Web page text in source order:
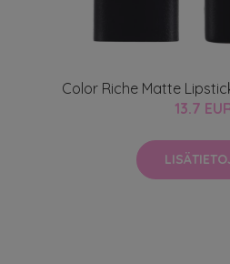
Color Riche Matte
13.7